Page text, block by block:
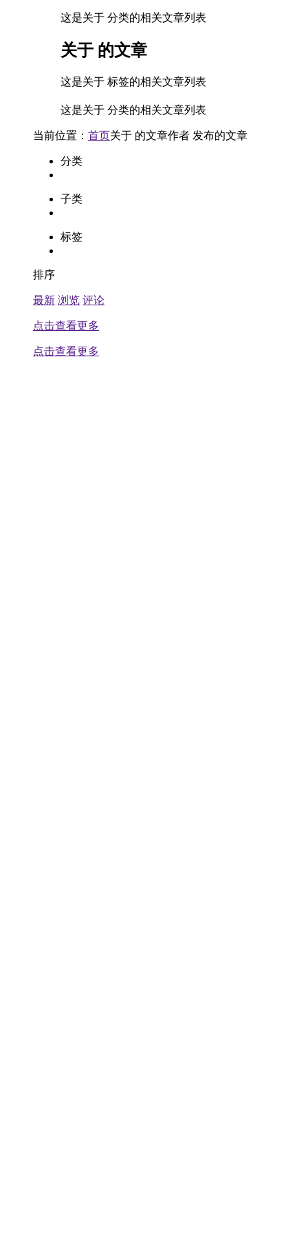
这是关于 分类的相关文章列表
关于 的文章
这是关于 标签的相关文章列表
这是关于 分类的相关文章列表
当前位置： 首页关于 的文章作者 发布的文章
分类
子类
标签
排序
最新 浏览 评论
点击查看更多
点击查看更多